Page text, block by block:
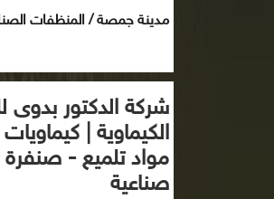
مدينة جمصة / المنظفات
شركة الدكتور بدوى
الكيماوية |
مواد تلميع -
صناعية